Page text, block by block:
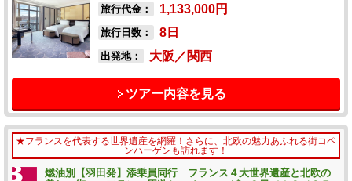
旅行代金： 1,133,000円
旅行日数： 8 日
出発地： 大阪／関西
ツアー内容を見る
★フランスを代表する世界遺産を網羅！さらに、北欧の魅力あふれる街コペ
ンハーゲンも訪れます！
燃油別【羽田発】添乗員同行 フランス４大世界遺産と北欧の